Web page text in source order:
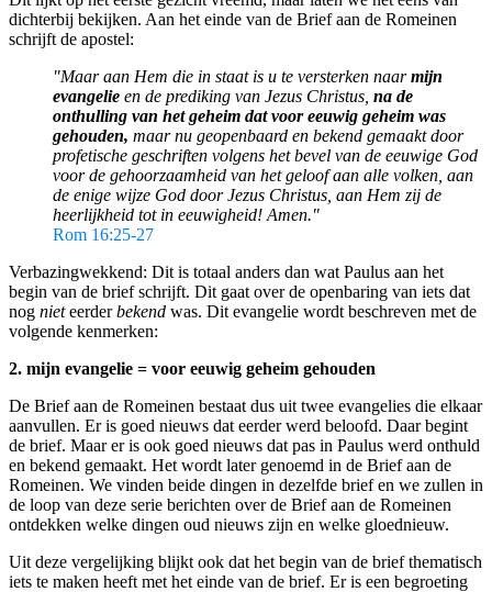
dichterbij bekijken. Aan het einde van de Brief aan de Romeinen
schrijft de apostel:
"Maar aan Hem die in staat is u te versterken naarmijn
evangelie en de prediking van Jezus Christus, na de
onthulling van het geheim dat voor eeuwig geheim was
gehouden, maar nu geopenbaard en bekend gemaakt door
profetische geschriften volgens het bevel van de eeuwige God
voor de gehoorzaamheid van het geloof aan alle volken, aan
de enige wijze God door Jezus Christus, aan Hem zij de
heerlijkheid tot in eeuwigheid! Amen."
Rom 16:25-27
Verbazingwekkend: Dit is totaal anders dan wat Paulus aan het
begin van de brief schrijft. Dit gaat over de openbaring van iets dat
nog nieteerderbekend was. Dit evangelie wordt beschreven met de
volgende kenmerken:
2. mijn evangelie = voor eeuwig geheim gehouden
De Brief aan de Romeinen bestaat dus uit twee evangelies die elkaar
aanvullen. Er is goed nieuws dat eerder werd beloofd. Daar begint
de brief. Maar er is ook goed nieuws dat pas in Paulus werd onthuld
en bekend gemaakt. Het wordt later genoemd in de Brief aan de
Romeinen. We vinden beide dingen in dezelfde brief en we zullen in
de loop van deze serie berichten over de Brief aan de Romeinen
ontdekken welke dingen oud nieuws zijn en welke gloednieuw.
Uit deze vergelijking blijkt ook dat het begin van de brief thematisch
iets te maken heeft met het einde van de brief. Er is een begroeting